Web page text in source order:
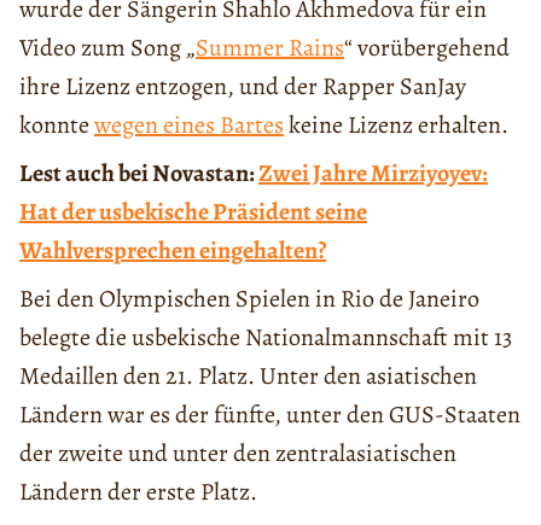
wurde der Sängerin Shahlo Akhmedova für ein
Video zum Song „Summer Rains“ vorübergehend
ihre Lizenz entzogen, und der Rapper SanJay
konntewegen eines Barteskeine Lizenz erhalten.
Lest auch bei Novastan:Zwei Jahre Mirziyoyev:
Hat der usbekische Präsident seine
Wahlversprechen eingehalten?
Bei den Olympischen Spielen in Rio de Janeiro
belegte die usbekische Nationalmannschaft mit 13
Medaillen den 21. Platz. Unter den asiatischen
Ländern war es der fünfte, unter den GUS-Staaten
der zweite und unter den zentralasiatischen
Ländern der erste Platz.